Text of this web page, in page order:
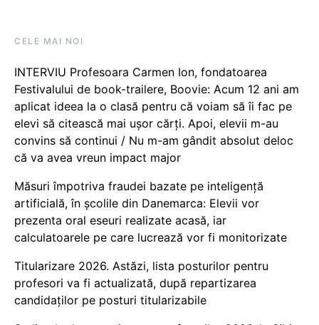
CELE MAI NOI
INTERVIU Profesoara Carmen Ion, fondatoarea
Festivalului de book-trailere, Boovie: Acum 12 ani am
aplicat ideea la o clasă pentru că voiam să îi fac pe
elevi să citească mai ușor cărți. Apoi, elevii m-au
convins să continui / Nu m-am gândit absolut deloc
că va avea vreun impact major
Măsuri împotriva fraudei bazate pe inteligență
artificială, în școlile din Danemarca: Elevii vor
prezenta oral eseuri realizate acasă, iar
calculatoarele pe care lucrează vor fi monitorizate
Titularizare 2026. Astăzi, lista posturilor pentru
profesori va fi actualizată, după repartizarea
candidaților pe posturi titularizabile